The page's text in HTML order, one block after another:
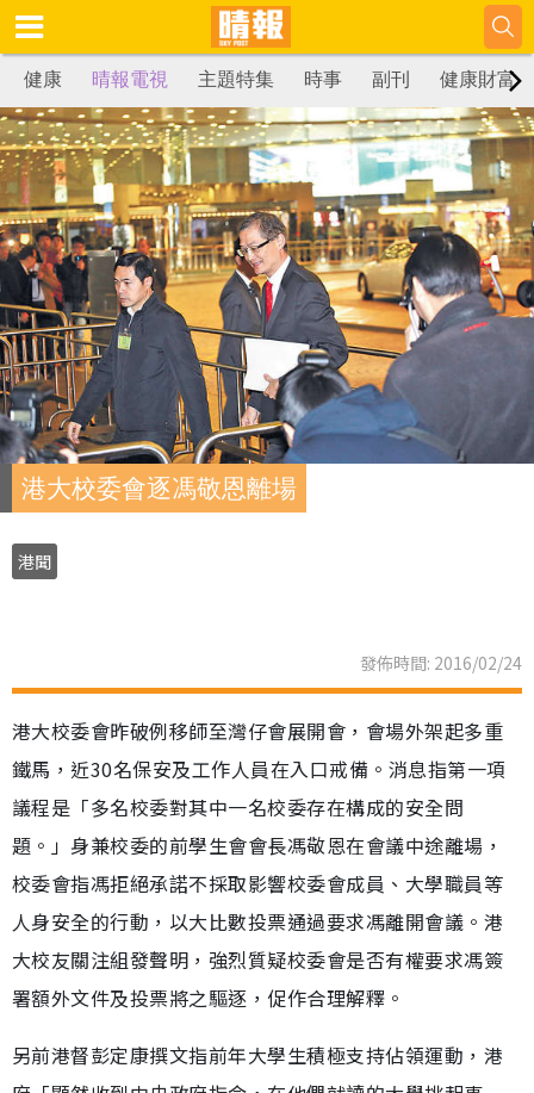
健康 晴報電視 主題特集 時事 副刊 健康財富
港大校委會逐馮敬恩離場
港聞
發佈時間: 2016/02/24
港大校委會昨破例移師至灣仔會展開會，會場外架起多重
鐵馬，近30名保安及工作人員在入口戒備。消息指第一項
議程是「多名校委對其中一名校委存在構成的安全問
題。」身兼校委的前學生會會長馮敬恩在會議中途離場，
校委會指馮拒絕承諾不採取影響校委會成員、大學職員等
人身安全的行動，以大比數投票通過要求馮離開會議。港
大校友關注組發聲明，強烈質疑校委會是否有權要求馮簽
署額外文件及投票將之驅逐，促作合理解釋。
另前港督彭定康撰文指前年大學生積極支持佔領運動，港